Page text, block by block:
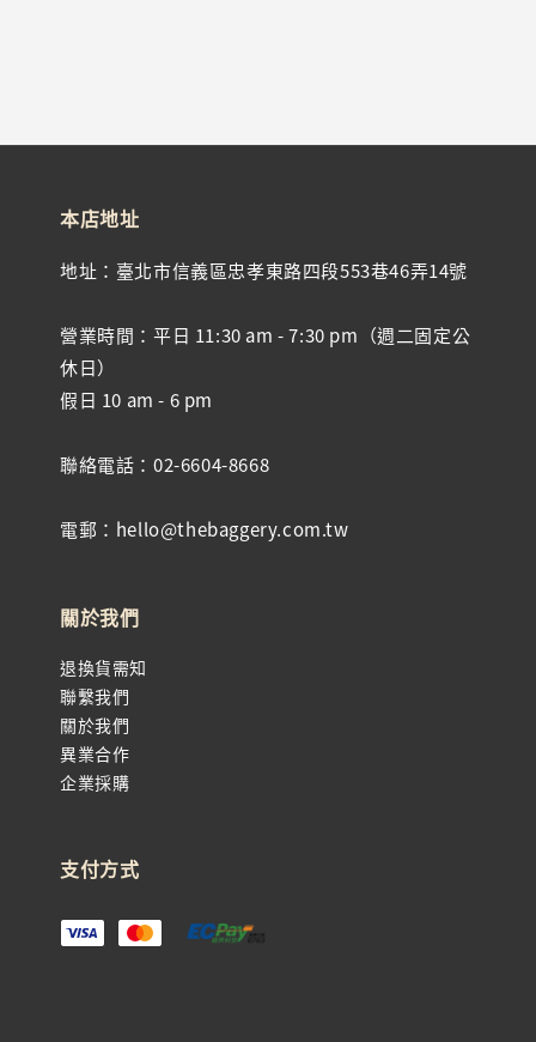
本店地址
地址：臺北市信義區忠孝東路四段553巷46弄14號
營業時間：平日 11:30 am - 7:30 pm（週二固定公
休日）
假日 10 am - 6 pm
聯絡電話：02-6604-8668
電郵：hello@thebaggery.com.tw
關於我們
退換貨需知
聯繫我們
關於我們
異業合作
企業採購
支付方式